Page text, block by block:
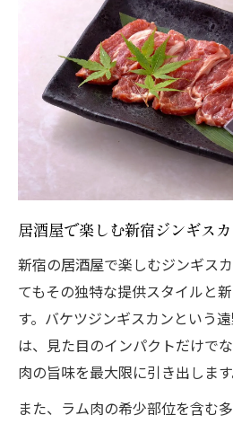
居酒屋で楽しむ新宿ジンギス
新宿の居酒屋で楽しむジンギス
てもその独特な提供スタイルと
す。バケツジンギスカンという
は、見た目のインパクトだけで
肉の旨味を最大限に引き出します
また、ラム肉の希少部位を含む